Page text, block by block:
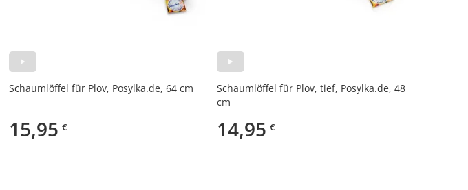
Schaumlöffel für Plov, Posylka.de, 64 cm
15,95 €
Schaumlöffel für Plov, tief, Posylka.de, 48
cm
14,95 €